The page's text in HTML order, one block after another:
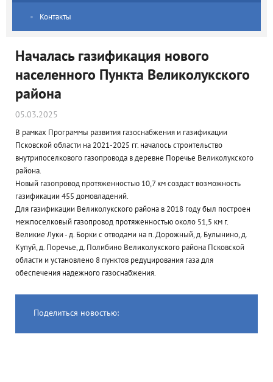
Контакты
Началась газификация нового
населенного Пункта Великолукского
района
05.03.2025
В рамках Программы развития газоснабжения и газификации
Псковской области на 2021-2025 гг. началось строительство
внутрипоселкового газопровода в деревне Поречье Великолукского
района.
Новый газопровод протяженностью 10,7 км создаст возможность
газификации 455 домовладений.
Для газификации Великолукского района в 2018 году был построен
межпоселковый газопровод протяженностью около 51,5 км г.
Великие Луки - д. Борки с отводами на п. Дорожный, д. Булынино, д.
Купуй, д. Поречье, д. Полибино Великолукского района Псковской
области и установлено 8 пунктов редуцирования газа для
обеспечения надежного газоснабжения.
Поделиться новостью: